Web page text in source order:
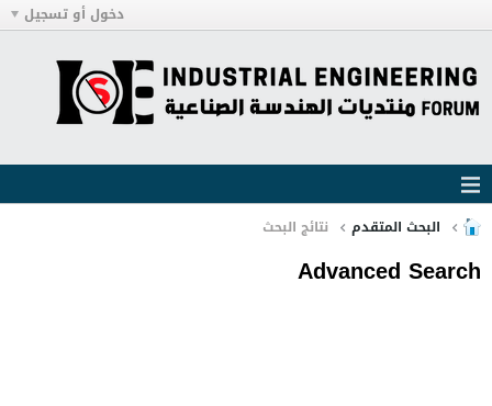
دخول أو تسجيل
البحث المتقدم نتائج البحث
Advanced Search